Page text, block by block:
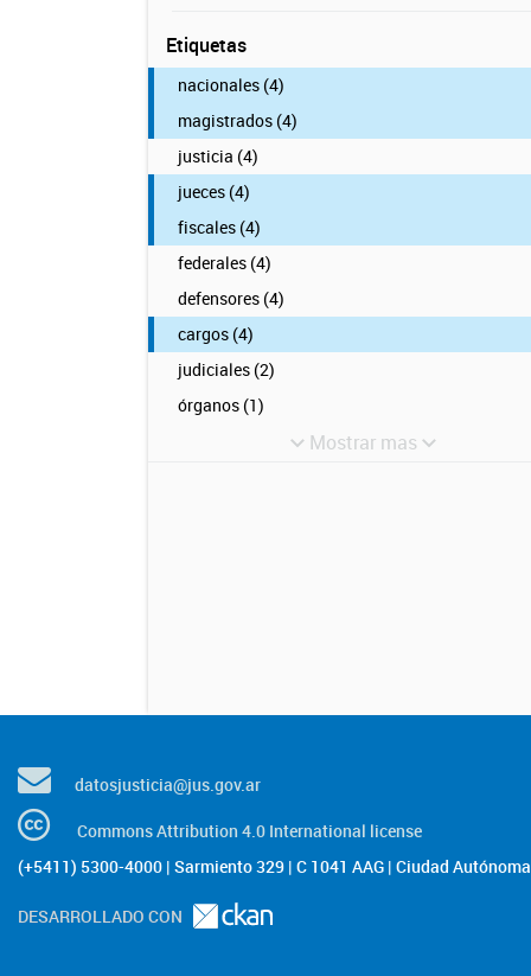
Etiquetas
nacionales (4)
magistrados (4)
justicia (4)
jueces (4)
fiscales (4)
federales (4)
defensores (4)
cargos (4)
judiciales (2)
órganos (1)
Mostrar mas
datosjusticia@jus.gov.ar
Commons Attribution 4.0 International license
(+5411) 5300-4000 | Sarmiento 329 | C 1041 AAG | Ciudad
DESARROLLADO CON